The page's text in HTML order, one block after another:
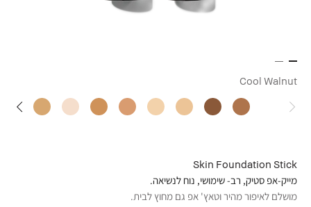
Cool Walnut
Skin Foundation Stick
מייק-אפ סטיק, רב- שימושי, נוח לנשיאה.
מושלם לאיפור מהיר וטאץ' אפ גם מחוץ לבית.